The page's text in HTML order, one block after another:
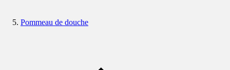
Pommeau de douche